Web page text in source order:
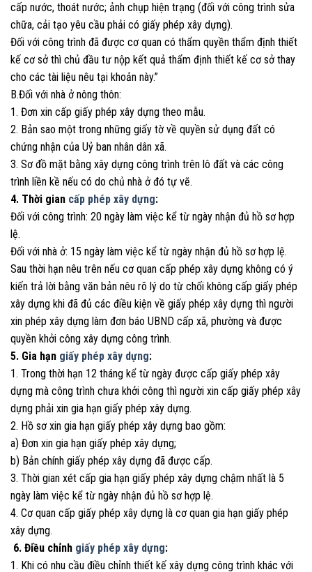
cấp nước, thoát nước; ảnh chụp hiện trạng (đối với công trình sửa
chữa, cải tạo yêu cầu phải có giấy phép xây dựng).
Đối với công trình đã được cơ quan có thẩm quyền thẩm định thiết
kế cơ sở thì chủ đầu tư nộp kết quả thẩm định thiết kế cơ sở thay
cho các tài liệu nêu tại khoản này.”
B.Đối với nhà ở nông thôn:
1. Đơn xin cấp giấy phép xây dựng theo mẫu.
2. Bản sao một trong những giấy tờ về quyền sử dụng đất có
chứng nhận của Uỷ ban nhân dân xã.
3. Sơ đồ mặt bằng xây dựng công trình trên lô đất và các công
trình liền kề nếu có do chủ nhà ở đó tự vẽ.
4. Thời gian cấp phép xây dựng:
Đối với công trình: 20 ngày làm việc kể từ ngày nhận đủ hồ sơ hợp
lệ.
Đối với nhà ở: 15 ngày làm việc kể từ ngày nhận đủ hồ sơ hợp lệ.
Sau thời hạn nêu trên nếu cơ quan cấp phép xây dựng không có ý
kiến trả lời bằng văn bản nêu rõ lý do từ chối không cấp giấy phép
xây dựng khi đã đủ các điều kiện về giấy phép xây dựng thì người
xin phép xây dựng làm đơn báo UBND cấp xã, phường và được
quyền khởi công xây dựng công trình.
5. Gia hạn giấy phép xây dựng:
1. Trong thời hạn 12 tháng kể từ ngày được cấp giấy phép xây
dựng mà công trình chưa khởi công thì người xin cấp giấy phép xây
dựng phải xin gia hạn giấy phép xây dựng.
2. Hồ sơ xin gia hạn giấy phép xây dựng bao gồm:
a) Đơn xin gia hạn giấy phép xây dựng;
b) Bản chính giấy phép xây dựng đã được cấp.
3. Thời gian xét cấp gia hạn giấy phép xây dựng chậm nhất là 5
ngày làm việc kể từ ngày nhận đủ hồ sơ hợp lệ.
4. Cơ quan cấp giấy phép xây dựng là cơ quan gia hạn giấy phép
xây dựng.
6. Điều chỉnh giấy phép xây dựng:
1. Khi có nhu cầu điều chỉnh thiết kế xây dựng công trình khác với